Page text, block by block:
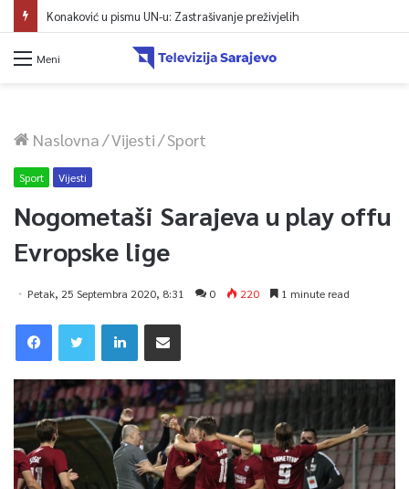
Konaković u pismu UN-u: Zastrašivanje preživjelih
Meni
Naslovna/Vijesti/Sport
Sport Vijesti
Nogometaši Sarajeva u play offu
Evropske lige
Petak, 25 Septembra 2020, 8:31 0 220 1 minute read